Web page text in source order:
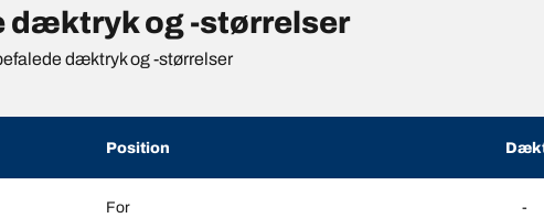
dæktryk og -størrelser
dæktryk og -størrelser
Position
For -